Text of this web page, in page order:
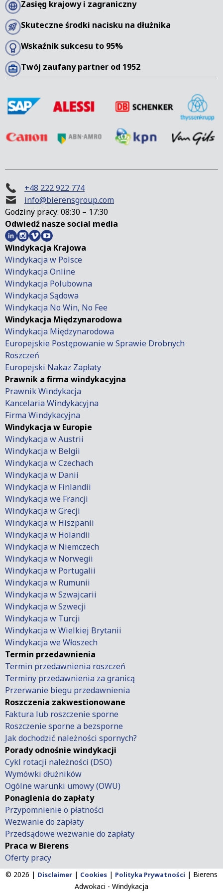
Zasięg krajowy i zagraniczny
Skuteczne środki nacisku na dłużnika
Wskaźnik sukcesu to 95%
Twój zaufany partner od 1952
+48 222 922 774
info@bierensgroup.com
Godziny pracy: 08:30 – 17:30
Odwiedź nasze social media
Windykacja Krajowa
Windykacja w Polsce
Windykacja Online
Windykacja Polubowna
Windykacja Sądowa
Windykacja No Win, No Fee
Windykacja Międzynarodowa
Windykacja Międzynarodowa
Europejskie Postępowanie w Sprawie Drobnych
Roszczeń
Europejski Nakaz Zapłaty
Prawnik a firma windykacyjna
Prawnik Windykacja
Kancelaria Windykacyjna
Firma Windykacyjna
Windykacja w Europie
Windykacja w Austrii
Windykacja w Belgii
Windykacja w Czechach
Windykacja w Danii
Windykacja w Finlandii
Windykacja we Francji
Windykacja w Grecji
Windykacja w Hiszpanii
Windykacja w Holandii
Windykacja w Niemczech
Windykacja w Norwegii
Windykacja w Portugalii
Windykacja w Rumunii
Windykacja w Szwajcarii
Windykacja w Szwecji
Windykacja w Turcji
Windykacja w Wielkiej Brytanii
Windykacja we Włoszech
Termin przedawnienia
Termin przedawnienia roszczeń
Terminy przedawnienia za granicą
Przerwanie biegu przedawnienia
Roszczenia zakwestionowane
Faktura lub roszczenie sporne
Roszczenie sporne a bezsporne
Jak dochodzić należności spornych?
Porady odnośnie windykacji
Cykl rotacji należności (DSO)
Wymówki dłużników
Ogólne warunki umowy (OWU)
Ponaglenia do zapłaty
Przypomnienie o płatności
Wezwanie do zapłaty
Przedsądowe wezwanie do zapłaty
Praca w Bierens
Oferty pracy
© 2026 | Disclaimer | Cookies | Polityka Prywatności | Bierens
Adwokaci - Windykacja